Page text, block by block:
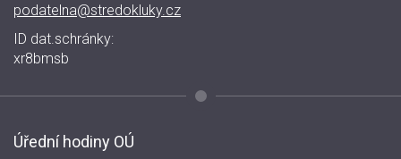
podatelna@stredokluky.cz
ID dat.schránky:
xr8bmsb
Úřední hodiny OÚ